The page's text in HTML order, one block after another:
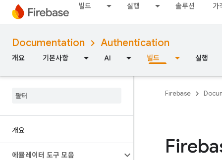
빌드 실행 솔루션 가
Documentation Authentication
개요 기본사항 AI 빌드 실행
개요
에뮬레이터 도구 모음
Firebase